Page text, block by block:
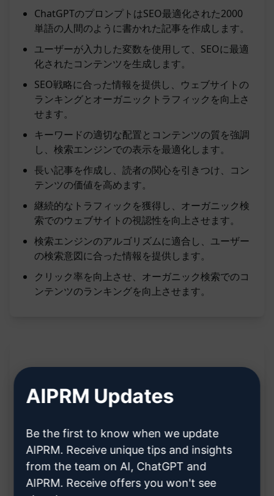
ChatGPTのプロンプトはSEO最適化された2000
単語の人間のように書かれた記事を作成します。
ユーザーが入力した変数を使用して、SEOに最適
化されたコンテンツを生成します。
SEO戦略に合った情報を提供し、ウェブサイトの
ランキングとオーガニックトラフィックを向上さ
せます。
キーワードの適切な配置とコンテンツの質を強調
し、検索エンジンでの表示を最適化します。
長い記事を作成し、読者の関心を引きつけ、コン
テンツの価値を高めます。
継続的なトラフィックを獲得し、オーガニック検
索でのウェブサイトの視認性を向上させます。
検索エンジンのアルゴリズムに適合し、ユーザー
の検索意図に合った情報を提供します。
クリック率を向上させ、オーガニック検索でのコ
ンテンツのランキングを向上させます。
説明:
[TBD - TO BE DESCRIBED]
クロードで試す ChatGPTで試す
プロンプト統計
AIPRM Updates
Be the first to know when we update
AIPRM. Receive unique tips and insights
from the team on AI, ChatGPT and
AIPRM. Receive offers you won't see